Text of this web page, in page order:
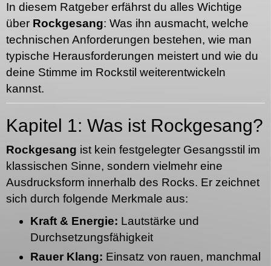
In diesem Ratgeber erfährst du alles Wichtige
über Rockgesang: Was ihn ausmacht, welche
technischen Anforderungen bestehen, wie man
typische Herausforderungen meistert und wie du
deine Stimme im Rockstil weiterentwickeln
kannst.
Kapitel 1: Was ist Rockgesang?
Rockgesang ist kein festgelegter Gesangsstil im
klassischen Sinne, sondern vielmehr eine
Ausdrucksform innerhalb des Rocks. Er zeichnet
sich durch folgende Merkmale aus:
Kraft & Energie: Lautstärke und
Durchsetzungsfähigkeit
Rauer Klang: Einsatz von rauen, manchmal